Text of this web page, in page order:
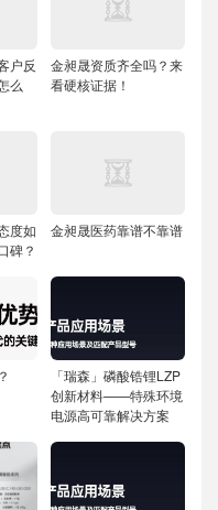
户反
么
金昶晟资质齐全吗？来
看硬核证据！
度如
碑？
金昶晟医药靠谱不靠谱
「瑞森」磷酸锆锂LZP
创新材料——特殊环境
电源高可靠解决方案